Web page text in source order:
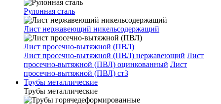
Рулонная сталь
Лист нержавеющий никельсодержащий
Лист просечно-вытяжной (ПВЛ)
Лист просечно-вытяжной (ПВЛ) нержавеющий Лист
просечно-вытяжной (ПВЛ) оцинкованный Лист
просечно-вытяжной (ПВЛ) ст3
Трубы металлические
Трубы металлические